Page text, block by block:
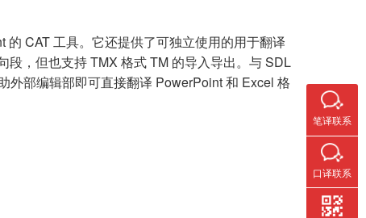
CAT 工具。它还提供了可独立使用的用于翻译
段，但也支持 TMX 格式 TM 的导入导出。与 SDL
外部编辑部即可直接翻译 PowerPoint 和 Excel 格
笔译联系
口译联系